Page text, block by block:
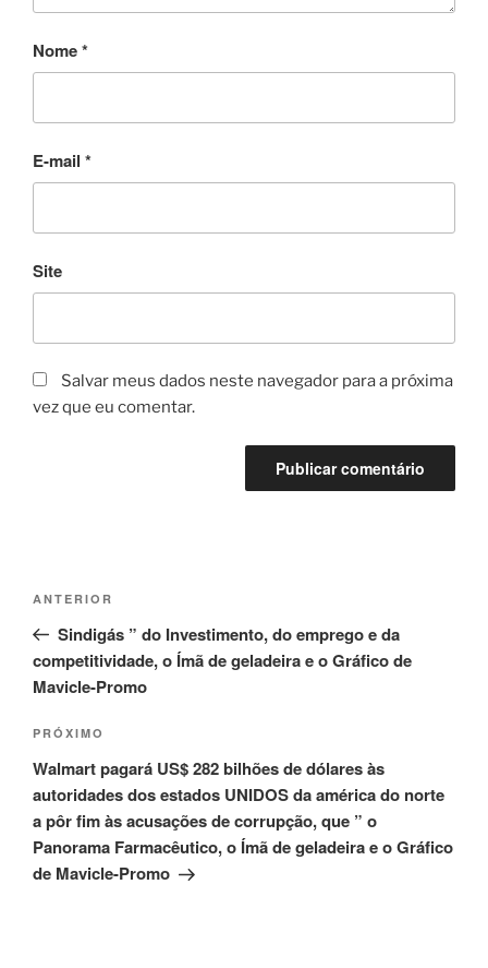
Nome*
E-mail *
Site
Salvar meus dados neste navegador para a próxima
vez que eu comentar.
Post
Post
anterior
ANTERIOR
Sindigás ” do Investimento, do emprego e da
competitividade, o Ímã de geladeira e o Gráfico de
Mavicle-Promo
Próximo
post
PRÓXIMO
Walmart pagará US$ 282 bilhões de dólares às
autoridades dos estados UNIDOS da américa do norte
a pôr fim às acusações de corrupção, que ” o
Panorama Farmacêutico, o Ímã de geladeira e o Gráfico
de Mavicle-Promo